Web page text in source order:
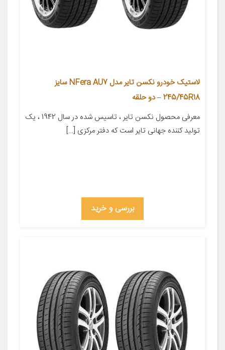
لاستیک خودرو نکسن تایر مدل NFera AU7 سایز
245/45R18 – دو حلقه
معرفی محصول نکسن تایر ، تاسیس شده در سال 1942 ، یک
تولید کننده جهانی تایر است که دفتر مرکزی […]
بررسی و خرید